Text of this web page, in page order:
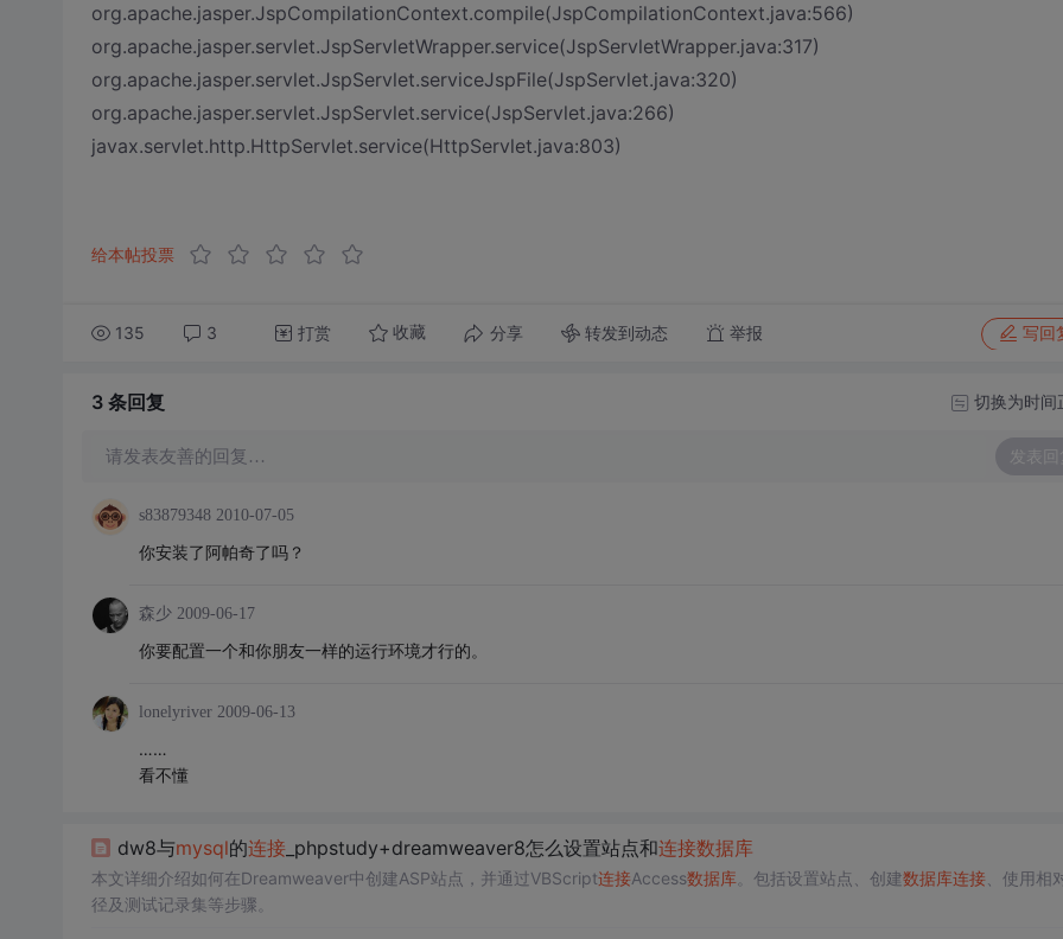
org.apache.jasper.JspCompilationContext.compile(JspCompilationContext.java:566)
org.apache.jasper.servlet.JspServletWrapper.service(JspServletWrapper.java:317)
org.apache.jasper.servlet.JspServlet.serviceJspFile(JspServlet.java:320)
org.apache.jasper.servlet.JspServlet.service(JspServlet.java:266)
javax.servlet.http.HttpServlet.service(HttpServlet.java:803)
给本帖投票
135 3 打赏 收藏 分享 转发到动态 举报 写回
3 条回复 切换为时间
请发表友善的回复… 发表回
s83879348 2010-07-05
你安装了阿帕奇了吗？
森少 2009-06-17
你要配置一个和你朋友一样的运行环境才行的。
lonelyriver 2009-06-13
……
看不懂
dw8与mysql的连接_phpstudy+dreamweaver8怎么设置站点和连接数据库
本文详细介绍如何在Dreamweaver中创建ASP站点，并通过VBScript连接Access数据库。包括设置站点、创建数据库连接、使用相
径及测试记录集等步骤。